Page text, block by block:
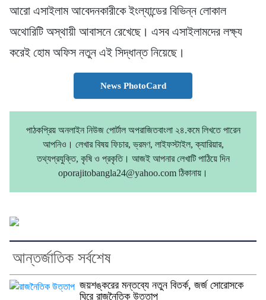
আরো এসাইলাম আবেদনকারীকে ইংল্যান্ডের বিভিন্ন লোকাল
অথোরিটি অস্থায়ী আবাসনে রেখেছে। এসব এসাইলামদের লক্ষ্য
করেই হোম অফিস নতুন এই সিদ্ধান্ত নিয়েছে।
News PhotoCard
পাঠকপ্রিয় অনলাইন নিউজ পোর্টাল অপরাজিতবাংলা ২৪.কমে লিখতে পারেন
আপনিও। লেখার বিষয় ফিচার, ভ্রমণ, লাইফস্টাইল, ক্যারিয়ার,
তথ্যপ্রযুক্তি, কৃষি ও প্রকৃতি। আজই আপনার লেখাটি পাঠিয়ে দিন
oporajitobangla24@yahoo.com ঠিকানায়।
আন্তর্জাতিক সর্বশেষ
জয়শঙ্করের মন্তব্যে নতুন বিতর্ক, জর্জ সোরোসকে
ঘিরে রাজনৈতিক উত্তাপ